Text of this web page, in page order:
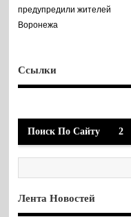
предупредили жителей
Воронежа
Ссылки
Поиск По Сайту 2
Лента Новостей